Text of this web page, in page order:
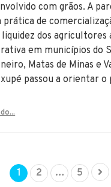
com grãos. A
de
dos agricultores
em municípios do
Matas de Minas e
passou a orientar o
1 2 … 5